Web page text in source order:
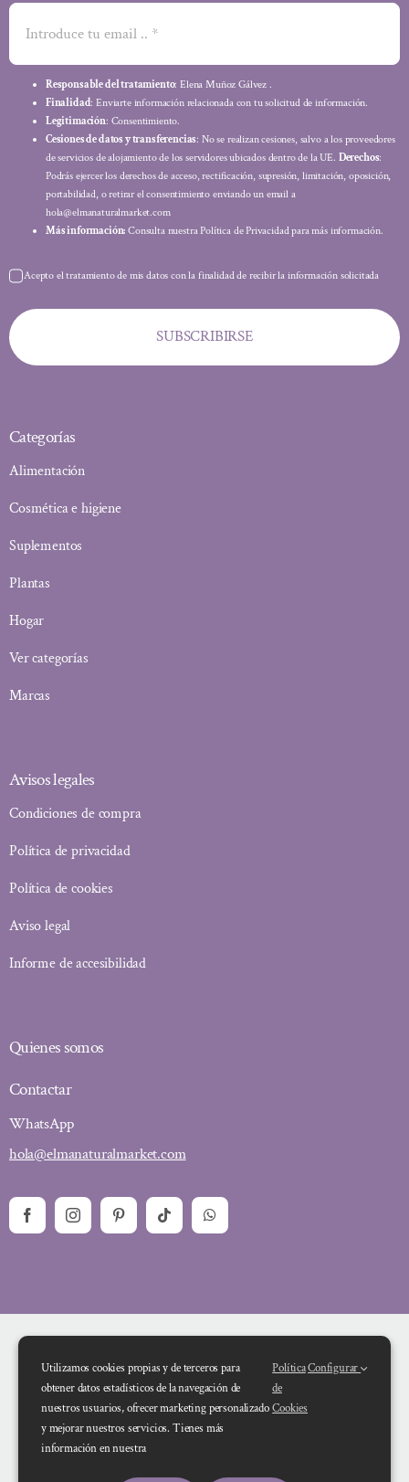
Responsable del tratamiento: Elena Muñoz Gálvez .
Finalidad: Enviarte información relacionada con tu solicitud de información.
Legitimación: Consentimiento.
Cesiones de datos y transferencias: No se realizan cesiones, salvo a los proveedores
de servicios de alojamiento de los servidores ubicados dentro de la UE. Derechos:
Podrás ejercer los derechos de acceso, rectificación, supresión, limitación, oposición,
portabilidad, o retirar el consentimiento enviando un email a
hola@elmanaturalmarket.com
Más información: Consulta nuestra Política de Privacidad para más información.
Acepto el tratamiento de mis datos con la finalidad de recibir la información solicitada
SUBSCRIBIRSE
Categorías
Alimentación
Cosmética e higiene
Suplementos
Plantas
Hogar
Ver categorías
Marcas
Avisos legales
Condiciones de compra
Política de privacidad
Política de cookies
Aviso legal
Informe de accesibilidad
Quienes somos
Contactar
WhatsApp
hola@elmanaturalmarket.com
Financiado por la Unión Europea – NextGenerationEU. Sin embargo, los
Utilizamos cookies propias y de terceros para
obtener datos estadísticos de la navegación de
nuestros usuarios, ofrecer marketing personalizado
y mejorar nuestros servicios. Tienes más
información en nuestra
Política
de
Cookies
Configurar